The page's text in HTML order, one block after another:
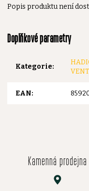
Popis produktu není
Doplňkové parametry
Kategorie:
EAN:
Kamenná prodejna